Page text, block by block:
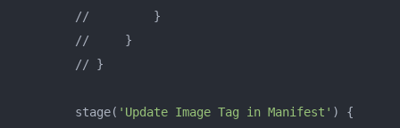
        //         }
        //     }
        // }
        stage(
'Update Image Tag in Manifest' ) {